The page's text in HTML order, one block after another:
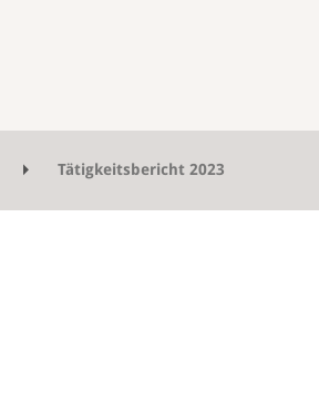
Tätigkeitsbericht 2023